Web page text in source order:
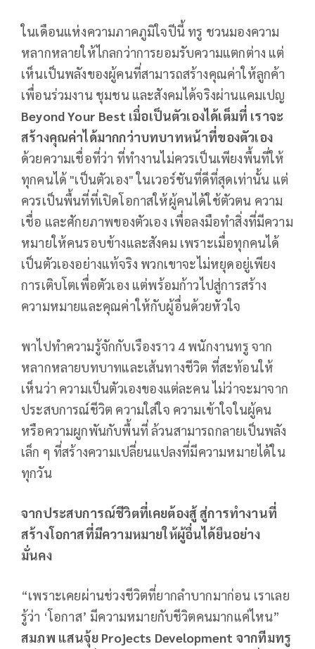
ในเดือนแห่งความภาคภูมิใจปีนี้ ทรู ชวนมองความ
หลากหลายให้ไกลกว่าการยอมรับความแตกต่าง แต่
เห็นเป็นพลังของผู้คนที่สามารถสร้างคุณค่าให้ลูกค้า
เพื่อนร่วมงาน ชุมชน และสังคมได้จริงผ่านแคมเปญ
Beyond Your Best เมื่อเป็นตัวเองได้เต็มที่ เราจะ
สร้างคุณค่าได้มากกว่าบทบาทหน้าที่ของตัวเอง
ด้วยความเชื่อที่ว่า ที่ทำงานไม่ควรเป็นเพียงพื้นที่ให้
ทุกคนได้ "เป็นตัวเอง" ในเวอร์ชันที่ดีที่สุดเท่านั้น แต่
ควรเป็นพื้นที่ที่เปิดโอกาสให้ผู้คนได้ใช้ตัวตน ความ
เชื่อ และศักยภาพของตัวเอง เพื่อลงมือทำสิ่งที่มีความ
หมายให้คนรอบข้างและสังคม เพราะเมื่อทุกคนได้
เป็นตัวเองอย่างแท้จริง พวกเขาจะไม่หยุดอยู่เพียง
การเติบโตเพื่อตัวเอง แต่พร้อมก้าวไปสู่การสร้าง
ความหมายและคุณค่าให้กับผู้อื่นด้วยหัวใจ
พาไปทำความรู้จักกับเรืองราว 4 พนักงานทรู จาก
หลากหลายบทบาทและเส้นทางชีวิต ที่สะท้อนให้
เห็นว่า ความเป็นตัวเองของแต่ละคน ไม่ว่าจะมาจาก
ประสบการณ์ชีวิต ความใส่ใจ ความเข้าใจในผู้คน
หรือความผูกพันกับพื้นที่ ล้วนสามารถกลายเป็นพลัง
เล็ก ๆ ที่สร้างความเปลี่ยนแปลงที่มีความหมายได้ใน
ทุกวัน
จากประสบการณ์ชีวิตที่เคยต้องสู้ สู่การทำงานที่
สร้างโอกาสที่มีความหมายให้ผู้อื่นได้ยืนอย่าง
มั่นคง
“เพราะเคยผ่านช่วงชีวิตที่ยากลำบากมาก่อน เราเลย
รู้ว่า ‘โอกาส’ มีความหมายกับชีวิตคนมากแค่ไหน”
สมภพ แสนจุ้ย Projects Development จากทีมทรู